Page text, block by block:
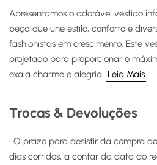
Apresentamos o adorável vestido
peça que une estilo, conforto e
fashionistas em crescimento. Este
projetado para proporcionar o
exala charme e alegria. Leia Mais
Trocas & Devoluções
• O prazo para desistir da compra
dias corridos, a contar da data do